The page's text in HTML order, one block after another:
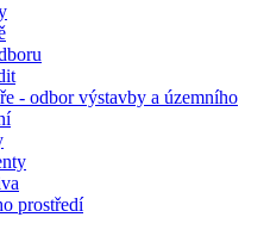
- odbor výstavby a územního
prostředí